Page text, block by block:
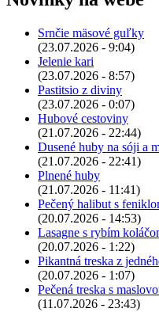
Srnčie mäsové guľky
(23.07.2026 - 9:04)
Jelenie kari
(23.07.2026 - 8:57)
Pastitsio z diviny
(23.07.2026 - 0:07)
Hubové cestoviny
(21.07.2026 - 22:44)
Dusené huby na sóji a
(21.07.2026 - 22:41)
Plnené huby
(21.07.2026 - 11:41)
Pečený halibut s
(20.07.2026 - 14:53)
Lasagne s rybím
(20.07.2026 - 1:22)
Pikantná treska z
(20.07.2026 - 1:07)
Pečená treska s
(11.07.2026 - 23:43)